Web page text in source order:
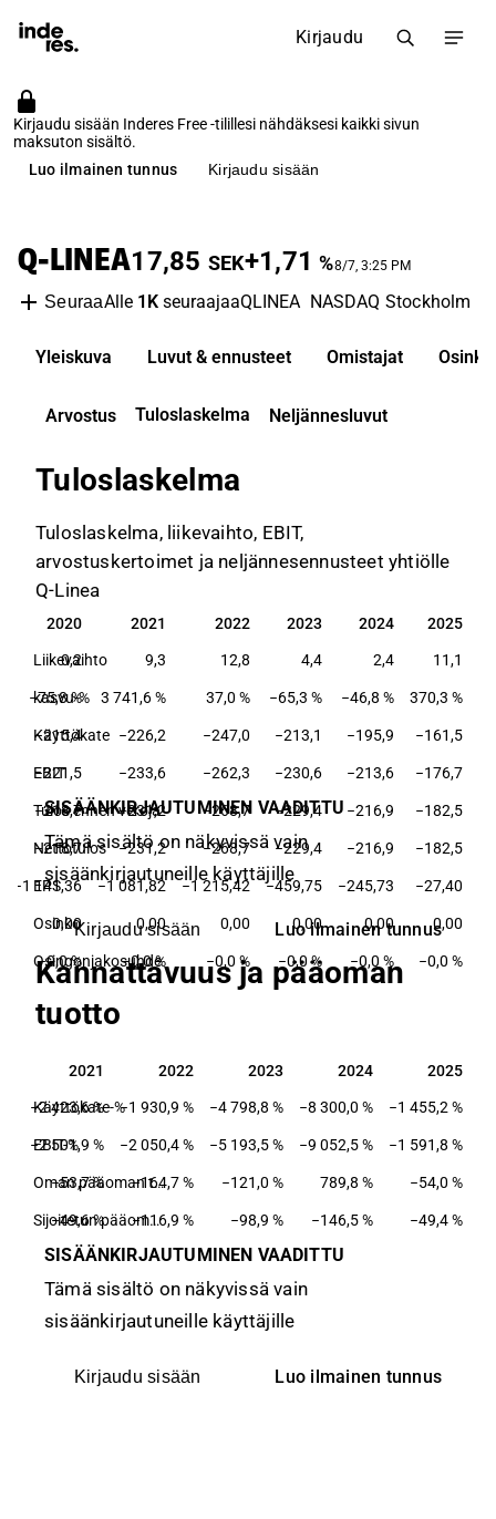
Kirjaudu
Kirjaudu sisään Inderes Free -tilillesi nähdäksesi kaikki sivun
maksuton sisältö.
Luo ilmainen tunnus
Kirjaudu sisään
Q-LINEA17,85 SEK+1,71 %8/7, 3:25 PM
SeuraaAlle 1KseuraajaaQLINEA NASDAQ Stockholm
Yleiskuva Luvut & ennusteet Omistajat Osinko
Arvostus Tuloslaskelma Neljännesluvut
Tuloslaskelma
Tuloslaskelma, liikevaihto, EBIT,
arvostuskertoimet ja neljännesennusteet yhtiölle
Q-Linea
2020 2021 2022 2023 2024 2025
2020 2021 2022 2023 2024 2025
Liikevaihto
0,2 9,3 12,8 4,4 2,4 11,1
kasvu-%
−75,8 % 3 741,6 % 37,0 % −65,3 % −46,8 % 370,3 %
Käyttökate
−215,4 −226,2 −247,0 −213,1 −195,9 −161,5
EBIT
−221,5 −233,6 −262,3 −230,6 −213,6 −176,7
Tulos ennen veroja
−218,7 −231,2 −268,7 −229,4 −216,9 −182,5
Nettotulos
−218,7 −231,2 −268,7 −229,4 −216,9 −182,5
EPS
−1 141,36 −1 081,82 −1 215,42 −459,75 −245,73 −27,40
Osinko
0,00 0,00 0,00 0,00 0,00 0,00
Osingonjakosuhde
−0,0 % −0,0 % −0,0 % −0,0 % −0,0 % −0,0 %
SISÄÄNKIRJAUTUMINEN VAADITTU
Tämä sisältö on näkyvissä vain
sisäänkirjautuneille käyttäjille
Kirjaudu sisään Luo ilmainen tunnus
Kannattavuus ja pääoman
tuotto
2021 2022 2023 2024 2025
2021 2022 2023 2024 2025
Käyttökate-%
−2 423,6 % −1 930,9 % −4 798,8 % −8 300,0 % −1 455,2 %
EBIT-%
−2 501,9 % −2 050,4 % −5 193,5 % −9 052,5 % −1 591,8 %
Oman pääoman tuotto-%
−53,7 % −164,7 % −121,0 % 789,8 % −54,0 %
Sijoitetun pääoman tuotto-%
−49,6 % −116,9 % −98,9 % −146,5 % −49,4 %
SISÄÄNKIRJAUTUMINEN VAADITTU
Tämä sisältö on näkyvissä vain
sisäänkirjautuneille käyttäjille
Kirjaudu sisään Luo ilmainen tunnus